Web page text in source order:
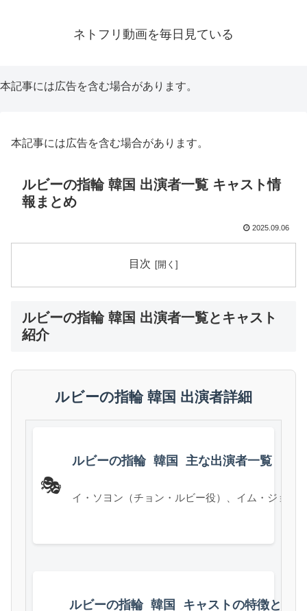
ネトフリ動画を毎日見ている
本記事には広告を含む場合があります。
本記事には広告を含む場合があります。
ルビーの指輪 韓国 出演者一覧 キャスト情
報まとめ
2025.09.06
目次
ルビーの指輪 韓国 出演者一覧とキャスト
紹介
ルビーの指輪 韓国 出演者詳細
🎭
ルビーの指輪 韓国 主な出演者一覧
イ・ソヨン（チョン・ルビー役）、イム・ジョン
ルビーの指輪 韓国 キャストの特徴と役